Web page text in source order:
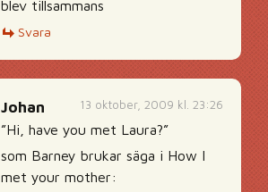
blev tillsammans
Svara
13 oktober, 2009 kl. 23:26
Johan
”Hi, have you met Laura?”
som Barney brukar säga i How I
met your mother: